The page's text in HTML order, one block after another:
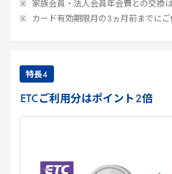
家族会員・法人会員年会費との交換
カード有効期限月の 3 ヵ月前までにご
特長4
ETCご利用分はポイント 2倍